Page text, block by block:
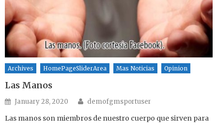
Archives HomePageSliderArea Mas Noticias Opinion
Las Manos
Posted on
January 28, 2020 Author
demofgmsportuser
Las manos son miembros de nuestro cuerpo que sirven para